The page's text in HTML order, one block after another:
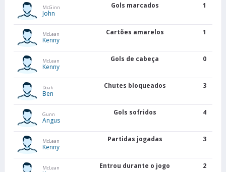
McGinn
John
Gols marcados 1
McLean
Kenny
Cartões amarelos 1
McLean
Kenny
Gols de cabeça 0
Doak
Ben
Chutes bloqueados 3
Gunn
Angus
Gols sofridos 4
McLean
Kenny
Partidas jogadas 3
McLean Entrou durante o jogo 2